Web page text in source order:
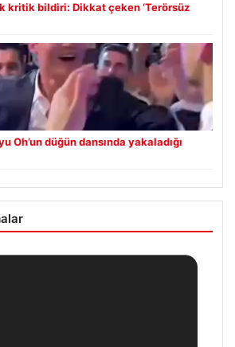
kritik bildiri: Dikkat çeken ‘Terörsüz
Oh’un düğün dansında yakaladığı